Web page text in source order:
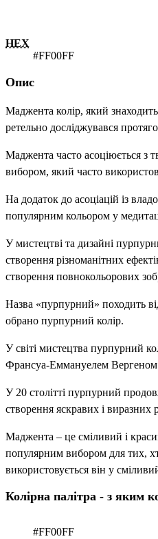
HEX
#FF00FF
Опис
Маджента колір, який
ретельно досліджувався
Маджента часто асоціюється з
вибором, який часто
На додаток до асоціацій із
популярним кольором у
У мистецтві та дизайні
створення різноманітних
створення повнокольорових
Назва «пурпурний» походить
обрано пурпурний колір.
У світі мистецтва пурпурний
Франсуа-Еммануелем Вергеном.
У 20 столітті пурпурний
створення яскравих і виразних
Маджента – це сміливий і
популярним вибором для тих,
використовується він у
Колірна палітра - з яким
#FF00FF